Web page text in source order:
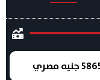
جنيه مصري